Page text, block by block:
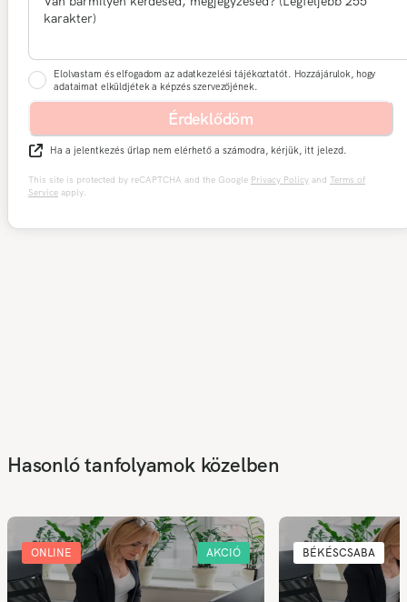
Elolvastam és elfogadom az adatkezelési tájékoztatót. Hozzájárulok, hogy
adataimat elküldjétek a képzés szervezőjének.
Érdeklődöm
Ha a jelentkezés űrlap nem elérhető a számodra, kérjük, itt jelezd.
This site is protected by reCAPTCHA and the Google Privacy Policy and Terms of
Service apply.
Hasonló tanfolyamok közelben
ONLINE AKCIÓ BÉKÉSCSABA